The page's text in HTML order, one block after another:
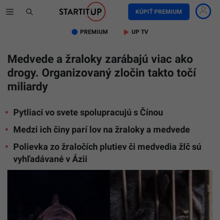
KÚPIŤ PREMIUM
PREMIUM UP TV
Medvede a žraloky zarábajú viac ako
drogy. Organizovaný zločin takto točí
miliardy
Pytliaci vo svete spolupracujú s Čínou
Medzi ich činy parí lov na žraloky a medvede
Polievka zo žraločích plutiev či medvedia žlč sú
vyhľadávané v Ázii